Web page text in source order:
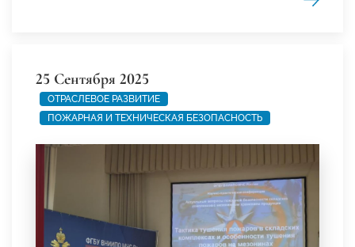
25 Сентября 2025
ОТРАСЛЕВОЕ РАЗВИТИЕ
ПОЖАРНАЯ И ТЕХНИЧЕСКАЯ БЕЗОПАСНОСТЬ